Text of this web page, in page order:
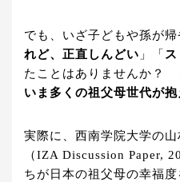
でも、いざ子どもや孫が
れど、正直しんどい 」「
たことはありませんか？
いま多くの祖父母世代が
実際に、西南学院大学の
（IZA Discussion Paper,
ちが日本の祖父母の幸福度